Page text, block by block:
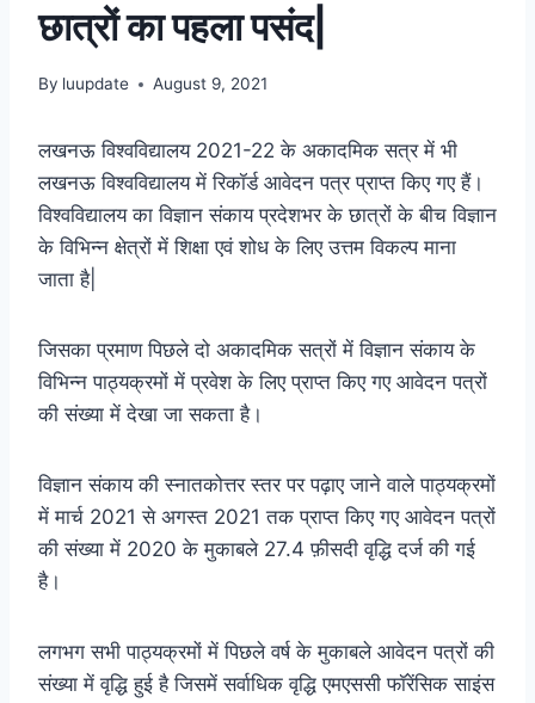
छात्रों का पहला पसंद|
By luupdate August 9, 2021
लखनऊ विश्वविद्यालय 2021-22 के अकादमिक सत्र में भी
लखनऊ विश्वविद्यालय में रिकॉर्ड आवेदन पत्र प्राप्त किए गए हैं।
विश्वविद्यालय का विज्ञान संकाय प्रदेशभर के छात्रों के बीच विज्ञान
के विभिन्न क्षेत्रों में शिक्षा एवं शोध के लिए उत्तम विकल्प माना
जाता है|
जिसका प्रमाण पिछले दो अकादमिक सत्रों में विज्ञान संकाय के
विभिन्न पाठ्यक्रमों में प्रवेश के लिए प्राप्त किए गए आवेदन पत्रों
की संख्या में देखा जा सकता है।
विज्ञान संकाय की स्नातकोत्तर स्तर पर पढ़ाए जाने वाले पाठ्यक्रमों
में मार्च 2021 से अगस्त 2021 तक प्राप्त किए गए आवेदन पत्रों
की संख्या में 2020 के मुकाबले 27.4 फ़ीसदी वृद्धि दर्ज की गई
है।
लगभग सभी पाठ्यक्रमों में पिछले वर्ष के मुकाबले आवेदन पत्रों की
संख्या में वृद्धि हुई है जिसमें सर्वाधिक वृद्धि एमएससी फॉरेंसिक साइंस